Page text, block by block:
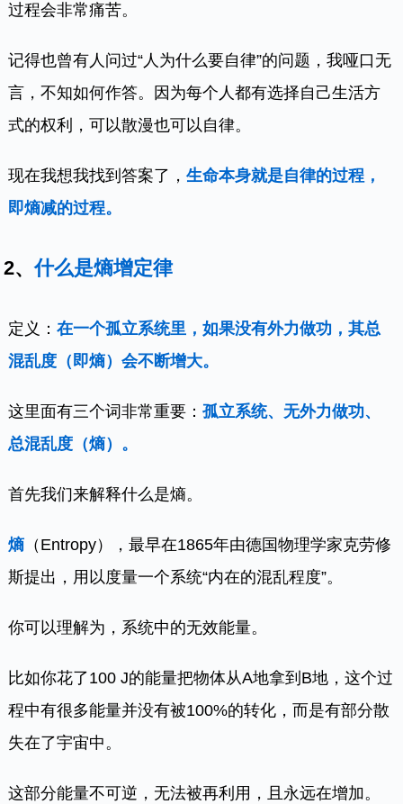
过程会非常痛苦。
记得也曾有人问过“人为什么要自律”的问题，我哑口无
言，不知如何作答。因为每个人都有选择自己生活方
式的权利，可以散漫也可以自律。
现在我想我找到答案了，生命本身就是自律的过程，
即熵减的过程。
2、什么是熵增定律
定义：在一个孤立系统里，如果没有外力做功，其总
混乱度（即熵）会不断增大。
这里面有三个词非常重要：孤立系统、无外力做功、
总混乱度（熵）。
首先我们来解释什么是熵。
熵 （Entropy），最早在1865年由德国物理学家克劳修
斯提出，用以度量一个系统“内在的混乱程度”。
你可以理解为，系统中的无效能量。
比如你花了100 J的能量把物体从A地拿到B地，这个过
程中有很多能量并没有被100%的转化，而是有部分散
失在了宇宙中。
这部分能量不可逆，无法被再利用，且永远在增加。